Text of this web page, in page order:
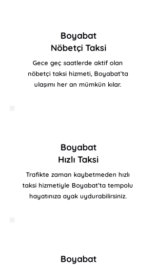
Boyabat
Nöbetçi Taksi
Gece geç saatlerde aktif olan
nöbetçi taksi hizmeti, Boyabat’ta
ulaşımı her an mümkün kılar.
Boyabat
Hızlı Taksi
Trafikte zaman kaybetmeden hızlı
taksi hizmetiyle Boyabat’ta tempolu
hayatınıza ayak uydurabilirsiniz.
Boyabat